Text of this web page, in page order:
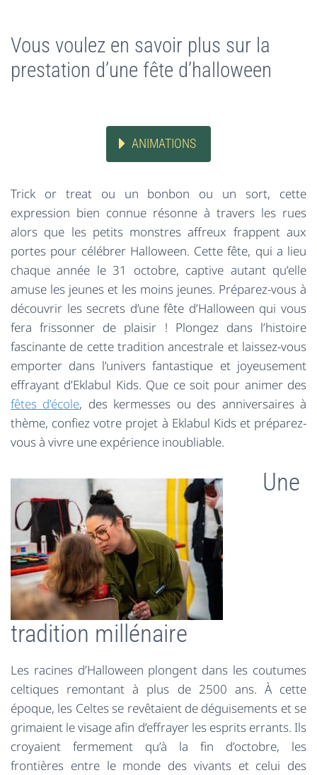
Vous voulez en savoir plus sur la
prestation d’une fête d’halloween
ANIMATIONS
Trick or treat ou un bonbon ou un sort, cette
expression bien connue résonne à travers les rues
alors que les petits monstres affreux frappent aux
portes pour célébrer Halloween. Cette fête, qui a lieu
chaque année le 31 octobre, captive autant qu’elle
amuse les jeunes et les moins jeunes. Préparez-vous à
découvrir les secrets d’une fête d’Halloween qui vous
fera frissonner de plaisir ! Plongez dans l’histoire
fascinante de cette tradition ancestrale et laissez-vous
emporter dans l’univers fantastique et joyeusement
effrayant d’Eklabul Kids. Que ce soit pour animer des
fêtes d’école, des kermesses ou des anniversaires à
thème, confiez votre projet à Eklabul Kids et préparez-
vous à vivre une expérience inoubliable.
Une
tradition millénaire
Les racines d’Halloween plongent dans les coutumes
celtiques remontant à plus de 2500 ans. À cette
époque, les Celtes se revêtaient de déguisements et se
grimaient le visage afin d’effrayer les esprits errants. Ils
croyaient fermement qu’à la fin d’octobre, les
frontières entre le monde des vivants et celui des